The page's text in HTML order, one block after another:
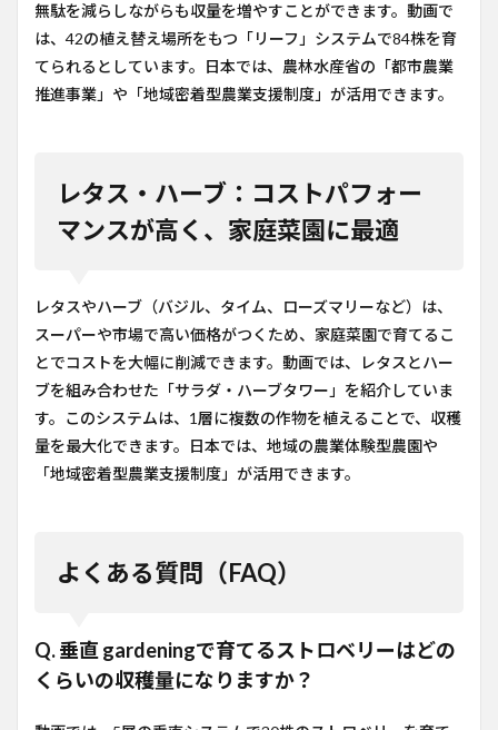
無駄を減らしながらも収量を増やすことができます。動画で
は、42の植え替え場所をもつ「リーフ」システムで84株を育
てられるとしています。日本では、農林水産省の「都市農業
推進事業」や「地域密着型農業支援制度」が活用できます。
レタス・ハーブ：コストパフォー
マンスが高く、家庭菜園に最適
レタスやハーブ（バジル、タイム、ローズマリーなど）は、
スーパーや市場で高い価格がつくため、家庭菜園で育てるこ
とでコストを大幅に削減できます。動画では、レタスとハー
ブを組み合わせた「サラダ・ハーブタワー」を紹介していま
す。このシステムは、1層に複数の作物を植えることで、収穫
量を最大化できます。日本では、地域の農業体験型農園や
「地域密着型農業支援制度」が活用できます。
よくある質問（FAQ）
Q. 垂直 gardeningで育てるストロベリーはどの
くらいの収穫量になりますか？